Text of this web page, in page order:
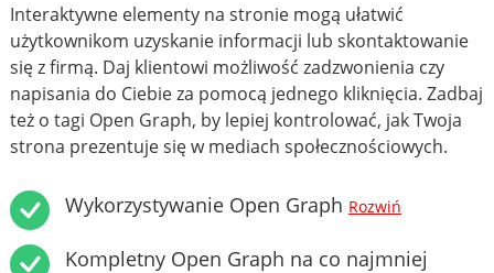
Interaktywne elementy na stronie mogą ułatwić
użytkownikom uzyskanie informacji lub skontaktowanie
się z firmą. Daj klientowi możliwość zadzwonienia czy
napisania do Ciebie za pomocą jednego kliknięcia. Zadbaj
też o tagi Open Graph, by lepiej kontrolować, jak Twoja
strona prezentuje się w mediach społecznościowych.
Wykorzystywanie Open Graph Rozwiń
Kompletny Open Graph na co najmniej